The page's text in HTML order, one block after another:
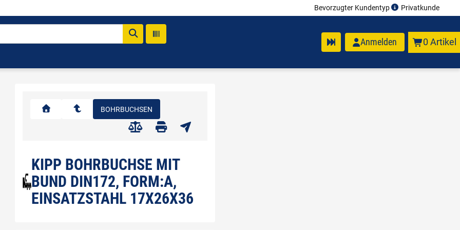
Bevorzugter Kundentyp Privatkunde
Anmelden 0 Artikel
BOHRBUCHSEN
KIPP BOHRBUCHSE MIT
BUND DIN172, FORM:A,
EINSATZSTAHL 17X26X36